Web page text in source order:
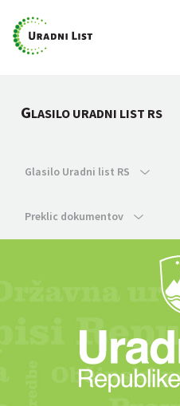
GLASILO URADNI LIST RS
Glasilo Uradni list RS
Preklic dokumentov